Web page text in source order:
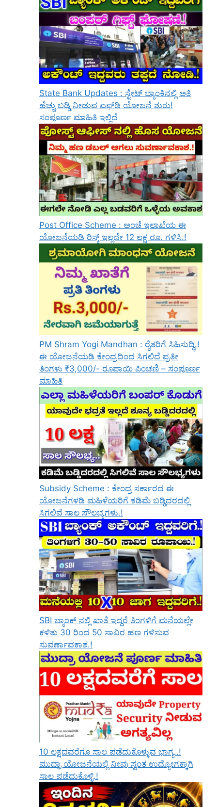
State Bank Updates : ಸ್ಟೇಟ್ ಬ್ಯಾಂಕಿನಲ್ಲಿ ಅತಿ
ಹೆಚ್ಚು ಬಡ್ಡಿ ನೀಡುವ ಎಫ್‌ಡಿ ಯೋಜನೆ ಶುರು!
ಸಂಪೂರ್ಣ ಮಾಹಿತಿ ಇಲ್ಲಿದೆ
Post Office Scheme : ಅಂಚೆ ಇಲಾಖೆಯ ಈ
ಯೋಜನೆಯಡಿ ರಿಸ್ಕ್‌ ಇಲ್ಲದೇ 12 ಲಕ್ಷ ರೂ. ಗಳಿಸಿ.!
PM Shram Yogi Mandhan : ರೈತರಿಗೆ ಸಿಹಿಸುದ್ಧಿ.!
ಈ ಯೋಜನೆಯಡಿ ಕೇಂದ್ರದಿಂದ ಸಿಗಲಿದೆ ಪ್ರತೀ
ತಿಂಗಳು ₹3,000/- ರೂಪಾಯಿ ಪಿಂಚಣಿ – ಸಂಪೂರ್ಣ
ಮಾಹಿತಿ
Subsidy Scheme : ಕೇಂದ್ರ ಸರ್ಕಾರದ ಈ
ಯೋಜನೆಗಳಡಿ ಮಹಿಳೆಯರಿಗೆ ಕಡಿಮೆ ಬಡ್ಡಿದರದಲ್ಲಿ
ಸಿಗಲಿವೆ ಸಾಲ ಸೌಲಭ್ಯಗಳು.!
SBI ಬ್ಯಾಂಕ್ ನಲ್ಲಿ ಖಾತೆ ಇದ್ದರೆ ತಿಂಗಳಿಗೆ ಮನೆಯಲ್ಲೇ
ಕಳಿತು 30 ರಿಂದ 50 ಸಾವಿರ ಹಣ ಗಳಿಸುವ
ಸುವರ್ಣಾವಕಾಶ.!
10 ಲಕ್ಷದವರೆಗೂ ಸಾಲ ಪಡೆದುಕೊಳ್ಳುವ ಭಾಗ್ಯ..!
ಮುದ್ರಾ ಯೋಜನೆಯಲ್ಲಿ ನೀವು ಸ್ವಂತ ಉದ್ಯೋಗಕ್ಕಾಗಿ
ಸಾಲ ಪಡೆದುಕೊಳ್ಳಿ.!